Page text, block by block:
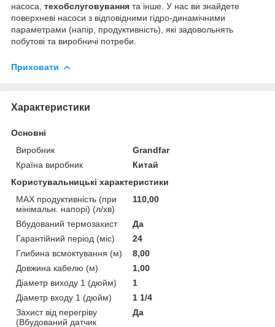
насоса, техобслуговування та інше. У нас ви знайдете
поверхневі насоси з відповідними гідро-динамічними
параметрами (напір, продуктивність), які задовольнять
побутові та виробничі потреби.
Приховати
Характеристики
Основні
Виробник
Grandfar
Країна виробник
Китай
Користувальницькі характеристики
MAX продуктивність (при
мінімальн. напорі) (л/хв)
110,00
Вбудований термозахист
Да
Гарантійний період (міс)
24
Глибина всмоктування (м)
8,00
Довжина кабелю (м)
1,00
Діаметр виходу 1 (дюйм)
1
Діаметр входу 1 (дюйм)
1 1/4
Захист від перегріву
(Вбудований датчик
Да